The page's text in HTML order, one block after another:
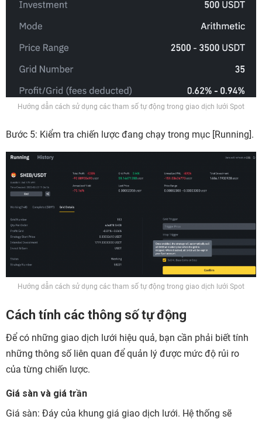
Hướng dẫn cách sử dụng các tham số tự động trong giao dịch lưới Spot
Bước 5: Kiểm tra chiến lược đang chạy trong mục [Running].
Hướng dẫn cách sử dụng các tham số tự động trong giao dịch lưới Spot
Cách tính các thông số tự động
Để có những giao dịch lưới hiệu quả, bạn cần phải biết tính
những thông số liên quan để quản lý được mức độ rủi ro
của từng chiến lược.
Giá sàn và giá trần
Giá sàn: Đáy của khung giá giao dịch lưới. Hệ thống sẽ